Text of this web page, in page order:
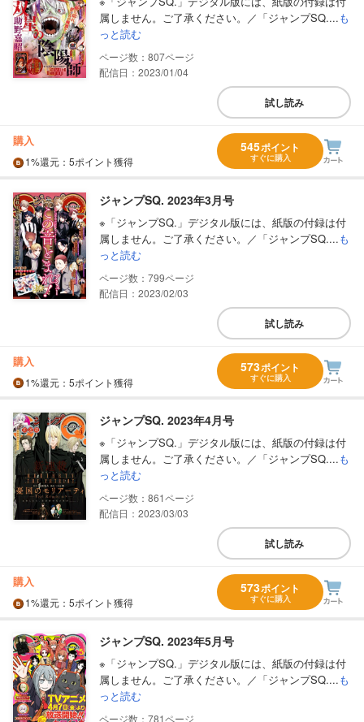
属しません。ご了承ください。／「ジャンプSQ....も
っと読む
807
配信日：2023/01/04
試し読み
購入
1%還元 ：5ポイント獲得
545ポイント
すぐに購入
ジャンプSQ. 2023年3月号
※「ジャンプSQ.」デジタル版には、紙版の付録は付
属しません。ご了承ください。／「ジャンプSQ....も
っと読む
799
配信日：2023/02/03
試し読み
購入
1%還元 ：5ポイント獲得
573ポイント
すぐに購入
ジャンプSQ. 2023年4月号
※「ジャンプSQ.」デジタル版には、紙版の付録は付
属しません。ご了承ください。／「ジャンプSQ....も
っと読む
861
配信日：2023/03/03
試し読み
購入
1%還元 ：5ポイント獲得
573ポイント
すぐに購入
ジャンプSQ. 2023年5月号
※「ジャンプSQ.」デジタル版には、紙版の付録は付
属しません。ご了承ください。／「ジャンプSQ....も
っと読む
781